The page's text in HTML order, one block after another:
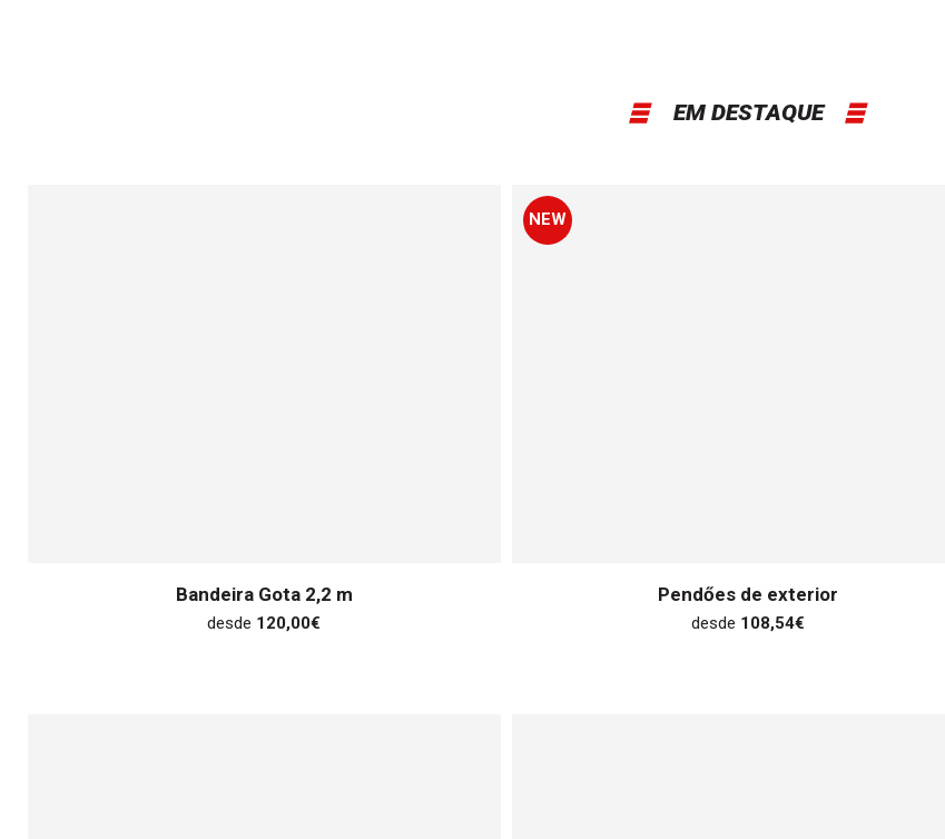
EM DESTAQUE
Bandeira Gota 2,2 m
desde 120,00€
NEW
Pendőes de exterior
desde 108,54€